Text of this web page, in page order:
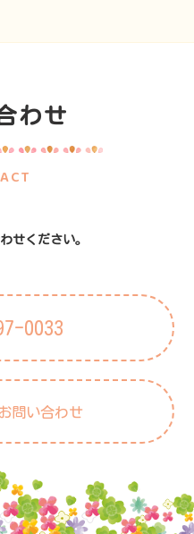
わせ
せください。
0033
問い合わせ